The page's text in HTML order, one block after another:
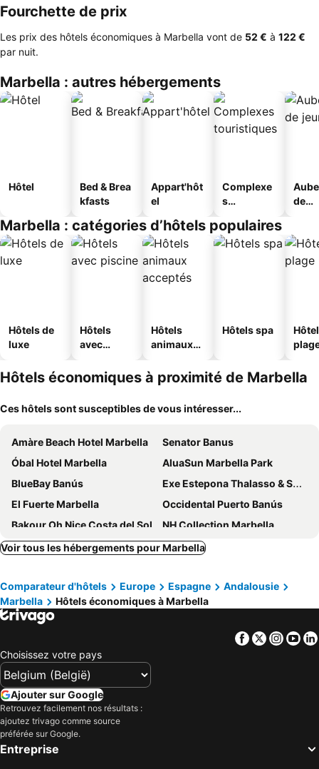
Fourchette de prix
Les prix des hôtels économiques à Marbella vont de ‎52 € à ‎122 €
par nuit.
Marbella : autres hébergements
Hôtel
Bed & Brea
kfasts
Appart'hôt
el
Complexe
s
s
de
Marbella : catégories d’hôtels populaires
Hôtels de
luxe
Hôtels
avec
Hôtels
animaux
Hôtels spa
Hôtels économiques à proximité de Marbella
Ces hôtels sont susceptibles de vous intéresser...
Amàre Beach Hotel Marbella
Senator Banus
Óbal Hotel Marbella
AluaSun Marbella Park
BlueBay Banús
Exe Estepona Thalasso & Spa - Adults Only Recommended
El Fuerte Marbella
Occidental Puerto Banús
Bakour Oh Nice Costa del Sol
NH Collection Marbella
Gran Hotel Guadalpin Banus
Barcelo Marbella
Iberostar Selection Marbella Coral Beach
Ona Diana Park
Globales Cortijo Blanco
Eurostars Ocean Marbella
THE FLAG HOTEL Marbella, Estepona Adult Recommended
Hotel Monarque El Rodeo
Hotel El Faro Marbella
TRH Paraiso
Hotel Lima - Adults Recommended
ME Marbella
Hotel Baviera
Ona Campanario
Voir tous les hébergements pour Marbella
Comparateur d'hôtels Europe Espagne
Andalousie
Marbella
Hôtels économiques à Marbella
Facebook
Twitter
Choisissez votre pays
Ajouter sur Google
Retrouvez facilement nos résultats :
ajoutez trivago comme source
préférée sur Google.
Entreprise